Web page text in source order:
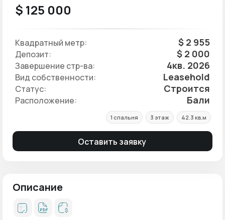
$ 125 000
Квадратный метр: $ 2 955
Депозит: $ 2 000
Завершение стр-ва: 4кв. 2026
Вид собственности: Leasehold
Статус: Строится
Расположение: Бали
1 спальня 3 этаж 42.3 кв.м
Оставить заявку
Описание